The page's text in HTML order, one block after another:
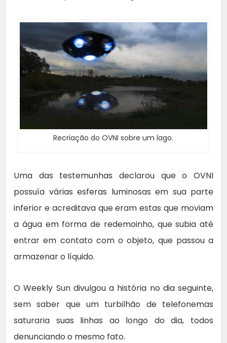
Recriação do OVNI sobre um lago.
Uma das testemunhas declarou que o OVNI
possuía várias esferas luminosas em sua parte
inferior e acreditava que eram estas que moviam
a água em forma de redemoinho, que subia até
entrar em contato com o objeto, que passou a
armazenar o líquido.
O Weekly Sun divulgou a história no dia seguinte,
sem saber que um turbilhão de telefonemas
saturaria suas linhas ao longo do dia, todos
denunciando o mesmo fato.